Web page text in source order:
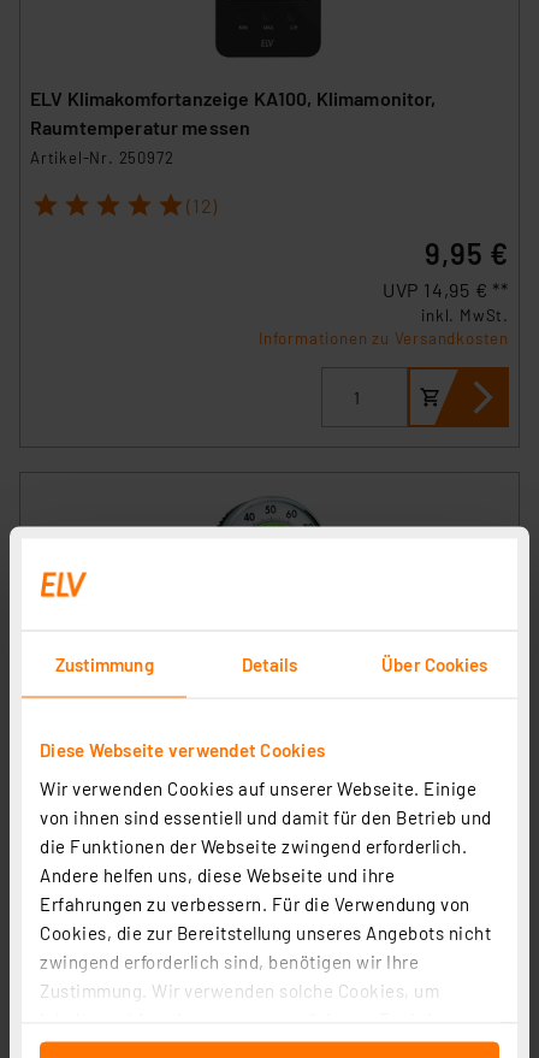
Zustimmung Details Über Cookies
Diese Webseite verwendet Cookies
Wir verwenden Cookies auf unserer Webseite. Einige
von ihnen sind essentiell und damit für den Betrieb und
die Funktionen der Webseite zwingend erforderlich.
Andere helfen uns, diese Webseite und ihre
Erfahrungen zu verbessern. Für die Verwendung von
Cookies, die zur Bereitstellung unseres Angebots nicht
zwingend erforderlich sind, benötigen wir Ihre
Zustimmung. Wir verwenden solche Cookies, um
für soziale Medien anbieten zu können und die Zugriffe
ELV Klimakomfortanzeige KA100, Klimamonitor,
Raumtemperatur messen
Artikel-Nr. 250972
1 2 3 4 5 (12)
9,95 €
UVP 14,95 € **
inkl. MwSt.
Informationen zu Versandkosten
Artikel-Nr. 116529
2 3 4 5 (2)
16,89 €
Informationen zu Versandkosten